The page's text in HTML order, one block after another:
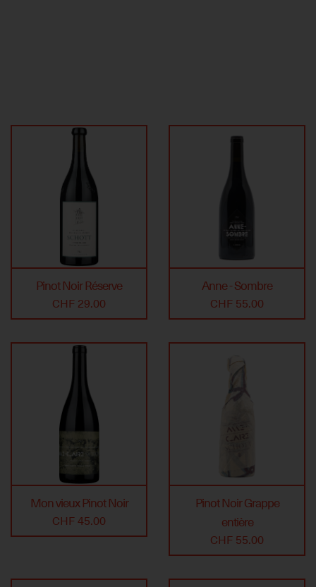
Pinot Noir Réserve
CHF 29.00
Anne - Sombre
CHF 55.00
Mon vieux Pinot Noir
CHF 45.00
Pinot Noir Grappe
entière
CHF 55.00